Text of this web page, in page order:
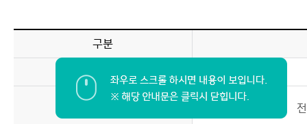
구분
교육 방향